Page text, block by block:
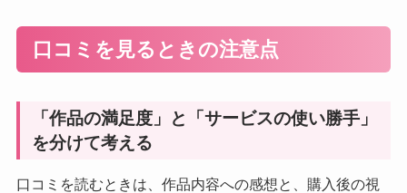
口コミを見るときの注意点
「作品の満足度」と「サービスの使い勝手」
を分けて考える
口コミを読むときは、作品内容への感想と、購入後の視